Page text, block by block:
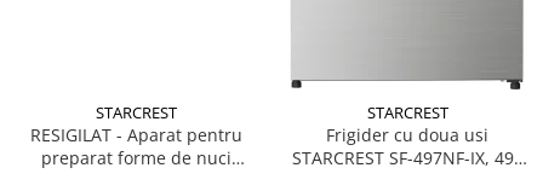
STARCREST
RESIGILAT - Aparat pentru
preparat forme de nuci
STARCREST
Frigider cu doua usi
STARCREST SF-497NF-IX, 497